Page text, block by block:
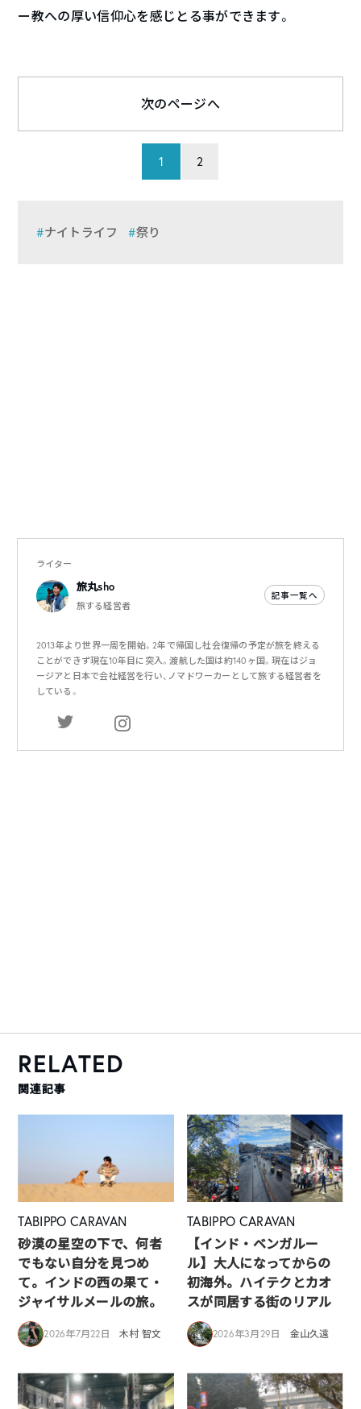
ー教への厚い信仰心を感じとる事ができます。
1 2
次のページへ
ナイトライフ 祭り
ライター
旅丸sho
旅する経営者
記事一覧へ
2013年より世界一周を開始。2年で帰国し社会復帰の予定が旅を終える
ことができず現在10年目に突入。渡航した国は約140ヶ国。現在はジョ
ージアと日本で会社経営を行い、ノマドワーカーとして旅する経営者を
している。
RELATED
関連記事
TABIPPO CARAVAN
砂漠の星空の下で、何者
でもない自分を見つめ
て。インドの西の果て・
ジャイサルメールの旅。
2026年7月22日 木村 智文
TABIPPO CARAVAN
【インド・ベンガルー
ル】大人になってからの
初海外。ハイテクとカオ
スが同居する街のリアル
2026年3月29日 金山久遠